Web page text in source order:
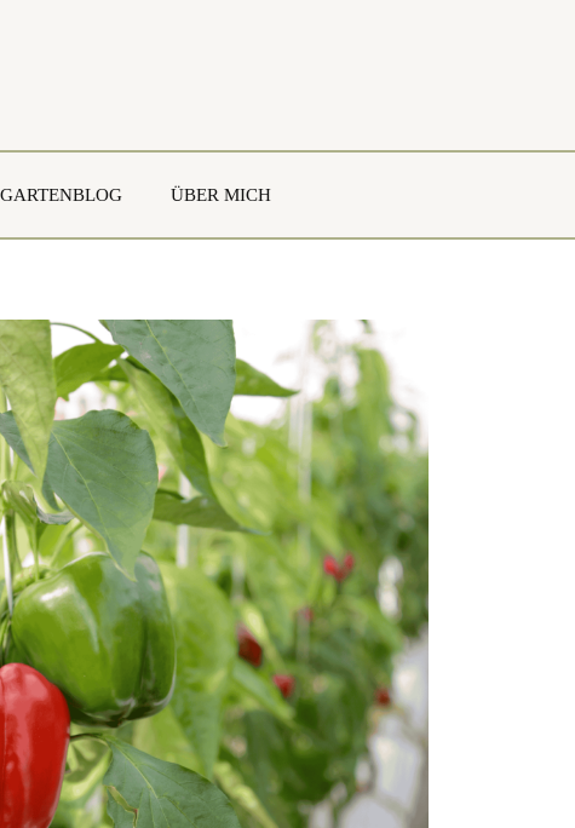
GARTENBLOG ÜBER MICH